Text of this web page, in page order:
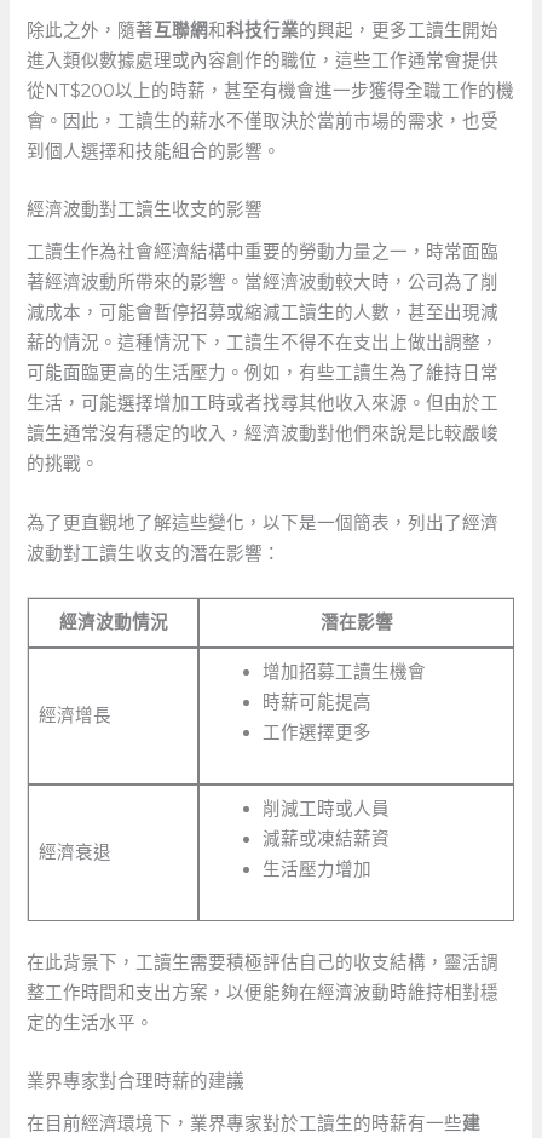
除此之外，隨著互聯網和科技行業的興起，更多工讀生開始
進入類似數據處理或內容創作的職位，這些工作通常會提供
從NT$200以上的時薪，甚至有機會進一步獲得全職工作的機
會。因此，工讀生的薪水不僅取決於當前市場的需求，也受
到個人選擇和技能組合的影響。
經濟波動對工讀生收支的影響
工讀生作為社會經濟結構中重要的勞動力量之一，時常面臨
著經濟波動所帶來的影響。當經濟波動較大時，公司為了削
減成本，可能會暫停招募或縮減工讀生的人數，甚至出現減
薪的情況。這種情況下，工讀生不得不在支出上做出調整，
可能面臨更高的生活壓力。例如，有些工讀生為了維持日常
生活，可能選擇增加工時或者找尋其他收入來源。但由於工
讀生通常沒有穩定的收入，經濟波動對他們來說是比較嚴峻
的挑戰。
為了更直觀地了解這些變化，以下是一個簡表，列出了經濟
波動對工讀生收支的潛在影響：
經濟波動情況 潛在影響
經濟增長
增加招募工讀生機會
時薪可能提高
工作選擇更多
經濟衰退
削減工時或人員
減薪或凍結薪資
生活壓力增加
在此背景下，工讀生需要積極評估自己的收支結構，靈活調
整工作時間和支出方案，以便能夠在經濟波動時維持相對穩
定的生活水平。
業界專家對合理時薪的建議
在目前經濟環境下，業界專家對於工讀生的時薪有一些建